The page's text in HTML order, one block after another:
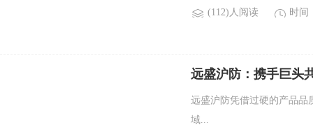
(112)人阅读 时间
远盛沪防：携手巨头
远盛沪防凭借过硬的产品品
域...